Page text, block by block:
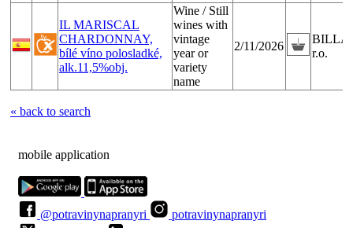
IL MARISCAL
CHARDONNAY,
bílé víno polosladké,
alk.11,5%obj.
Wine / Still
wines with
vintage
year or
variety
name
2/11/2026
BILLA,
r.o.
« back to search
mobile application
@potravinynapranyri
potravinynapranyri